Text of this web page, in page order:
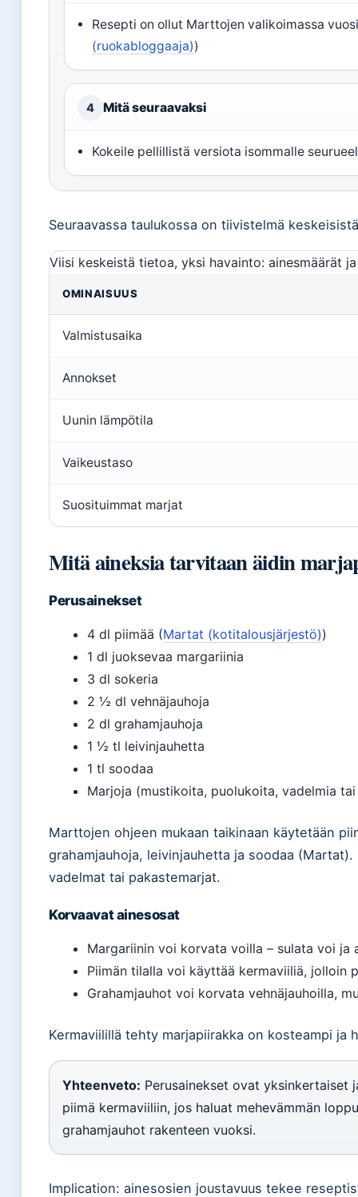
Resepti on ollut Marttojen valikoimassa
(ruokabloggaaja))
4 Mitä seuraavaksi
Kokeile pellillistä versiota isommalle
Seuraavassa taulukossa on tiivistelmä
Viisi keskeistä tietoa, yksi havainto: ainesmäärät
OMINAISUUS
Valmistusaika
Annokset
Uunin lämpötila
Vaikeustaso
Suosituimmat marjat
Mitä aineksia tarvitaan äidin
Perusainekset
4 dl piimää (Martat (kotitalousjärjestö))
1 dl juoksevaa margariinia
3 dl sokeria
2 ½ dl vehnäjauhoja
2 dl grahamjauhoja
1 ½ tl leivinjauhetta
1 tl soodaa
Marjoja (mustikoita, puolukoita, vadelmia
Marttojen ohjeen mukaan taikinaan käytetään
grahamjauhoja, leivinjauhetta ja soodaa
vadelmat tai pakastemarjat.
Korvaavat ainesosat
Margariinin voi korvata voilla – sulata voi ja
Piimän tilalla voi käyttää kermaviiliä, jolloin
Grahamjauhot voi korvata vehnäjauhoilla,
Kermaviilillä tehty marjapiirakka on kosteampi ja
Yhteenveto: Perusainekset ovat yksinkertaiset
piimä kermaviiliin, jos haluat mehevämmän
grahamjauhot rakenteen vuoksi.
Implication: ainesosien joustavuus tekee